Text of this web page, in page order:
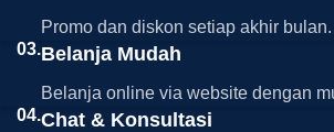
Promo dan diskon setiap akhir bulan.
03.Belanja Mudah
Belanja online via website dengan
04.Chat & Konsultasi